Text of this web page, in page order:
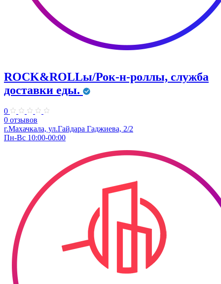
ROCK&ROLLы/Рок-н-роллы, служба
доставки еды.
0
0 отзывов
г.Махачкала, ул.Гайдара Гаджиева, 2/2
Пн-Вс 10:00-00:00